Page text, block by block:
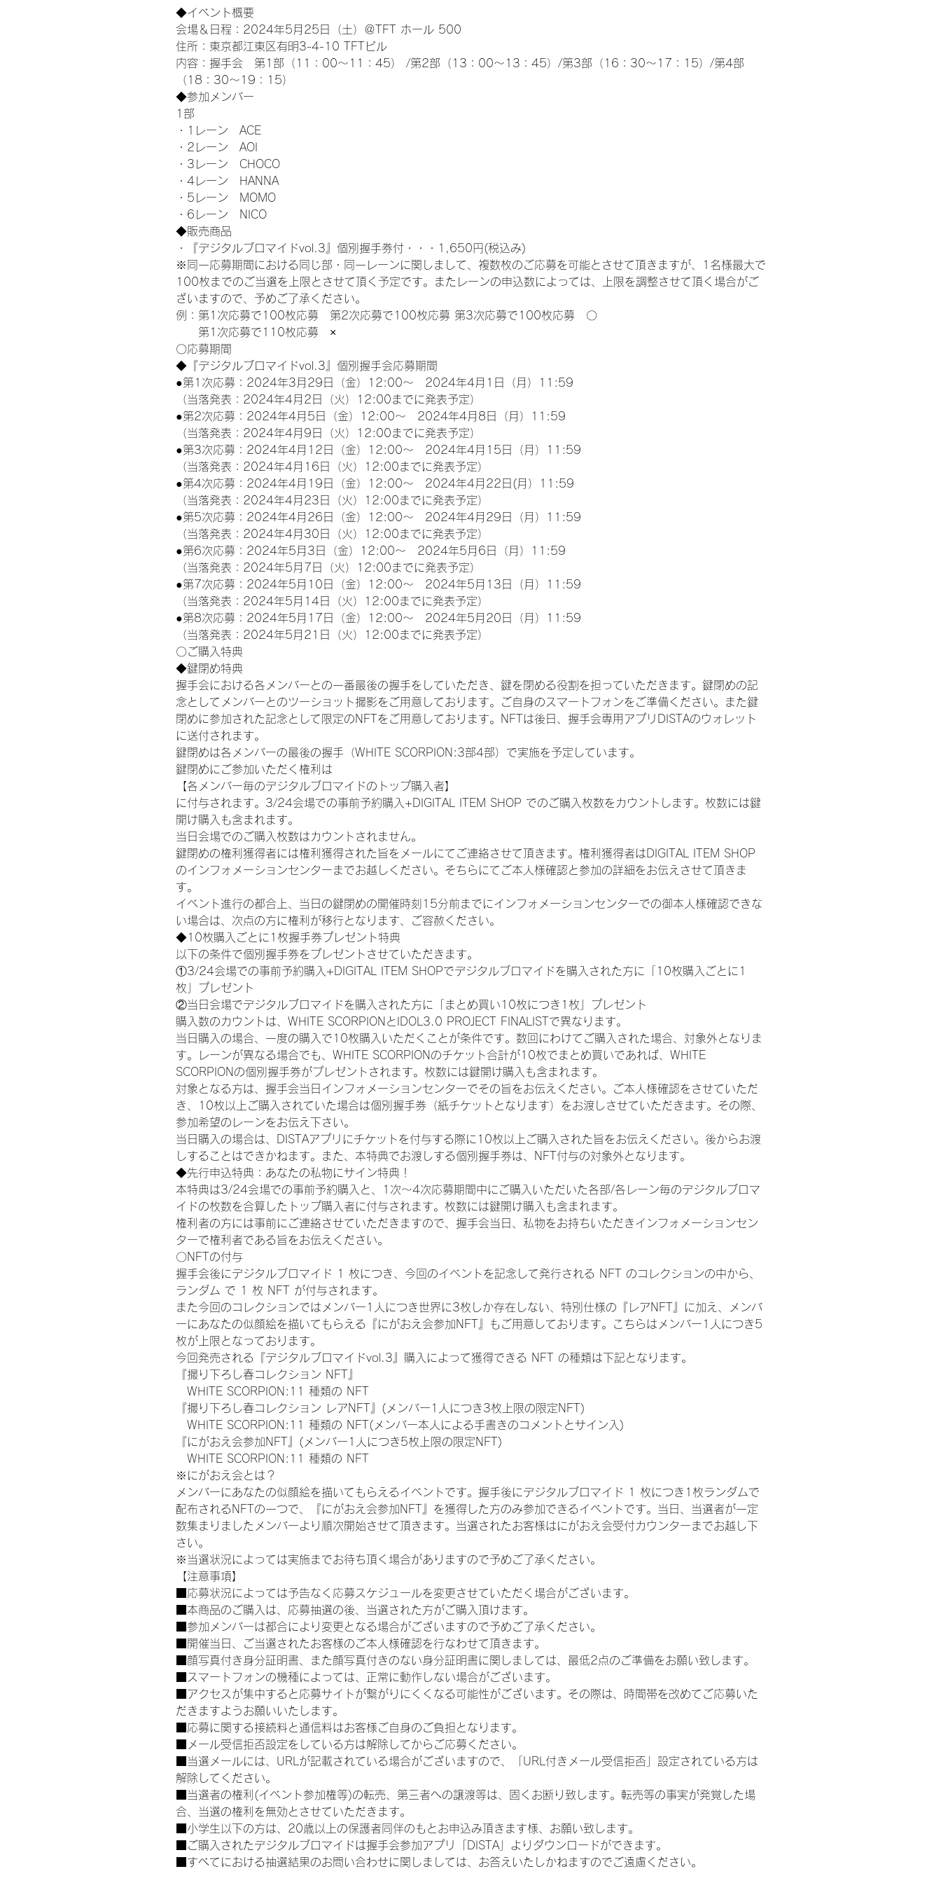
◆イベント概要
会場＆日程：2024年5月25日（土）＠TFT ホール 500
住所：東京都江東区有明3-4-10 TFTビル
内容：握手会　第1部（11：00～11：45） /第2部（13：00～13：45）/第3部（16：30～17：15）/第4部
（18：30～19：15）
◆参加メンバー
1部
・1レーン　ACE
・2レーン　AOI
・3レーン　CHOCO
・4レーン　HANNA
・5レーン　MOMO
・6レーン　NICO
◆販売商品
・『デジタルブロマイドvol.3』個別握手券付・・・1,650円(税込み)
※同一応募期間における同じ部・同一レーンに関しまして、複数枚のご応募を可能とさせて頂きますが、1名様最大で
100枚までのご当選を上限とさせて頂く予定です。またレーンの申込数によっては、上限を調整させて頂く場合がご
ざいますので、予めご了承ください。
例：第1次応募で100枚応募　第2次応募で100枚応募 第3次応募で100枚応募　〇
第1次応募で110枚応募　×
〇応募期間
◆『デジタルブロマイドvol.3』個別握手会応募期間
●第1次応募：2024年3月29日（金）12:00～　2024年4月1日（月）11:59
（当落発表：2024年4月2日（火）12:00までに発表予定）
●第2次応募：2024年4月5日（金）12:00～　2024年4月8日（月）11:59
（当落発表：2024年4月9日（火）12:00までに発表予定）
●第3次応募：2024年4月12日（金）12:00～　2024年4月15日（月）11:59
（当落発表：2024年4月16日（火）12:00までに発表予定）
●第4次応募：2024年4月19日（金）12:00～　2024年4月22日(月）11:59
（当落発表：2024年4月23日（火）12:00までに発表予定）
●第5次応募：2024年4月26日（金）12:00～　2024年4月29日（月）11:59
（当落発表：2024年4月30日（火）12:00までに発表予定）
●第6次応募：2024年5月3日（金）12:00～　2024年5月6日（月）11:59
（当落発表：2024年5月7日（火）12:00までに発表予定）
●第7次応募：2024年5月10日（金）12:00～　2024年5月13日（月）11:59
（当落発表：2024年5月14日（火）12:00までに発表予定）
●第8次応募：2024年5月17日（金）12:00～　2024年5月20日（月）11:59
（当落発表：2024年5月21日（火）12:00までに発表予定）
〇ご購入特典
◆鍵閉め特典
握手会における各メンバーとの一番最後の握手をしていただき、鍵を閉める役割を担っていただきます。鍵閉めの記
念としてメンバーとのツーショット撮影をご用意しております。ご自身のスマートフォンをご準備ください。また鍵
閉めに参加された記念として限定のNFTをご用意しております。NFTは後日、握手会専用アプリDISTAのウォレット
に送付されます。
鍵閉めは各メンバーの最後の握手（WHITE SCORPION:3部4部）で実施を予定しています。
鍵閉めにご参加いただく権利は
【各メンバー毎のデジタルブロマイドのトップ購入者】
に付与されます。3/24会場での事前予約購入+DIGITAL ITEM SHOP でのご購入枚数をカウントします。枚数には鍵
開け購入も含まれます。
当日会場でのご購入枚数はカウントされません。
鍵閉めの権利獲得者には権利獲得された旨をメールにてご連絡させて頂きます。権利獲得者はDIGITAL ITEM SHOP
のインフォメーションセンターまでお越しください。そちらにてご本人様確認と参加の詳細をお伝えさせて頂きま
す。
イベント進行の都合上、当日の鍵閉めの開催時刻15分前までにインフォメーションセンターでの御本人様確認できな
い場合は、次点の方に権利が移行となります、ご容赦ください。
◆10枚購入ごとに1枚握手券プレゼント特典
以下の条件で個別握手券をプレゼントさせていただきます。
①3/24会場での事前予約購入+DIGITAL ITEM SHOPでデジタルブロマイドを購入された方に「10枚購入ごとに1
枚」プレゼント
②当日会場でデジタルブロマイドを購入された方に「まとめ買い10枚につき1枚」プレゼント
購入数のカウントは、WHITE SCORPIONとIDOL3.0 PROJECT FINALISTで異なります。
当日購入の場合、一度の購入で10枚購入いただくことが条件です。数回にわけてご購入された場合、対象外となりま
す。レーンが異なる場合でも、WHITE SCORPIONのチケット合計が10枚でまとめ買いであれば、WHITE
SCORPIONの個別握手券がプレゼントされます。枚数には鍵開け購入も含まれます。
対象となる方は、握手会当日インフォメーションセンターでその旨をお伝えください。ご本人様確認をさせていただ
き、10枚以上ご購入されていた場合は個別握手券（紙チケットとなります）をお渡しさせていただきます。その際、
参加希望のレーンをお伝え下さい。
当日購入の場合は、DISTAアプリにチケットを付与する際に10枚以上ご購入された旨をお伝えください。後からお渡
しすることはできかねます。また、本特典でお渡しする個別握手券は、NFT付与の対象外となります。
◆先行申込特典：あなたの私物にサイン特典！
本特典は3/24会場での事前予約購入と、1次〜4次応募期間中にご購入いただいた各部/各レーン毎のデジタルブロマ
イドの枚数を合算したトップ購入者に付与されます。枚数には鍵開け購入も含まれます。
権利者の方には事前にご連絡させていただきますので、握手会当日、私物をお持ちいただきインフォメーションセン
ターで権利者である旨をお伝えください。
〇NFTの付与
握手会後にデジタルブロマイド 1 枚につき、今回のイベントを記念して発行される NFT のコレクションの中から、
ランダム で 1 枚 NFT が付与されます。
また今回のコレクションではメンバー1人につき世界に3枚しか存在しない、特別仕様の『レアNFT』に加え、メンバ
ーにあなたの似顔絵を描いてもらえる『にがおえ会参加NFT』もご用意しております。こちらはメンバー1人につき5
枚が上限となっております。
今回発売される『デジタルブロマイドvol.3』購入によって獲得できる NFT の種類は下記となります。
『撮り下ろし春コレクション NFT』
WHITE SCORPION:11 種類の NFT
『撮り下ろし春コレクション レアNFT』(メンバー1人につき3枚上限の限定NFT)
WHITE SCORPION:11 種類の NFT(メンバー本人による手書きのコメントとサイン入)
『にがおえ会参加NFT』(メンバー1人につき5枚上限の限定NFT)
WHITE SCORPION:11 種類の NFT
※にがおえ会とは？
メンバーにあなたの似顔絵を描いてもらえるイベントです。握手後にデジタルブロマイド 1 枚につき1枚ランダムで
配布されるNFTの一つで、『にがおえ会参加NFT』を獲得した方のみ参加できるイベントです。当日、当選者が一定
数集まりましたメンバーより順次開始させて頂きます。当選されたお客様はにがおえ会受付カウンターまでお越し下
さい。
※当選状況によっては実施までお待ち頂く場合がありますので予めご了承ください。
【注意事項】
■応募状況によっては予告なく応募スケジュールを変更させていただく場合がございます。
■本商品のご購入は、応募抽選の後、当選された方がご購入頂けます。
■参加メンバーは都合により変更となる場合がございますので予めご了承ください。
■開催当日、ご当選されたお客様のご本人様確認を行なわせて頂きます。
■顔写真付き身分証明書、また顔写真付きのない身分証明書に関しましては、最低2点のご準備をお願い致します。
■スマートフォンの機種によっては、正常に動作しない場合がございます。
■アクセスが集中すると応募サイトが繋がりにくくなる可能性がございます。その際は、時間帯を改めてご応募いた
だきますようお願いいたします。
■応募に関する接続料と通信料はお客様ご自身のご負担となります。
■メール受信拒否設定をしている方は解除してからご応募ください。
■当選メールには、URLが記載されている場合がございますので、「URL付きメール受信拒否」設定されている方は
解除してください。
■当選者の権利(イベント参加権等)の転売、第三者への譲渡等は、固くお断り致します。転売等の事実が発覚した場
合、当選の権利を無効とさせていただきます。
■小学生以下の方は、20歳以上の保護者同伴のもとお申込み頂きます様、お願い致します。
■ご購入されたデジタルブロマイドは握手会参加アプリ「DISTA」よりダウンロードができます。
■すべてにおける抽選結果のお問い合わせに関しましては、お答えいたしかねますのでご遠慮ください。